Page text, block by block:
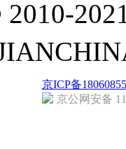
京ICP备
京公网安备